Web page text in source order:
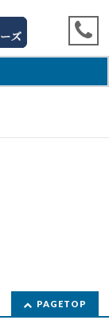
PAGETOP